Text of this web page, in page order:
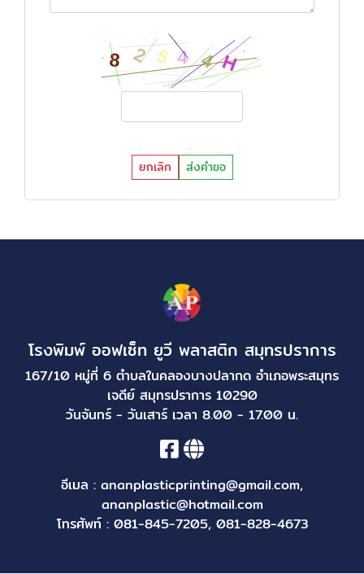
ยกเลิก ส่งคำขอ
โรงพิมพ์ ออฟเซ็ท ยูวี พลาสติก สมุทรปราการ
167/10 หมู่ที่ 6 ตำบลในคลองบางปลากด อำเภอพระสมุทร
เจดีย์ สมุทรปราการ 10290
วันจันทร์ - วันเสาร์ เวลา 8.00 - 17.00 น.
อีเมล : ananplasticprinting@gmail.com,
ananplastic@hotmail.com
โทรศัพท์ : 081-845-7205, 081-828-4673